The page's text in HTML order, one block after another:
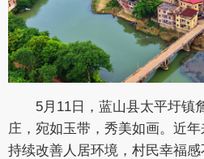
5月11日，蓝山县太平圩镇
庄，宛如玉带，秀美如画。近
持续改善人居环境，村民幸福